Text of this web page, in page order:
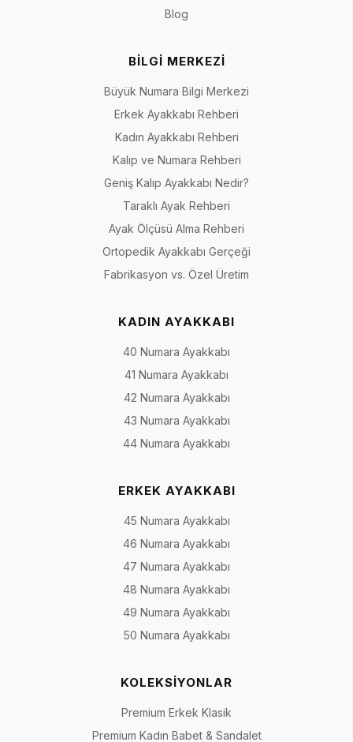
Blog
BİLGİ MERKEZİ
Büyük Numara Bilgi Merkezi
Erkek Ayakkabı Rehberi
Kadın Ayakkabı Rehberi
Kalıp ve Numara Rehberi
Geniş Kalıp Ayakkabı Nedir?
Taraklı Ayak Rehberi
Ayak Ölçüsü Alma Rehberi
Ortopedik Ayakkabı Gerçeği
Fabrikasyon vs. Özel Üretim
KADIN AYAKKABI
40 Numara Ayakkabı
41 Numara Ayakkabı
42 Numara Ayakkabı
43 Numara Ayakkabı
44 Numara Ayakkabı
ERKEK AYAKKABI
45 Numara Ayakkabı
46 Numara Ayakkabı
47 Numara Ayakkabı
48 Numara Ayakkabı
49 Numara Ayakkabı
50 Numara Ayakkabı
KOLEKSİYONLAR
Premium Erkek Klasik
Premium Kadın Babet & Sandalet